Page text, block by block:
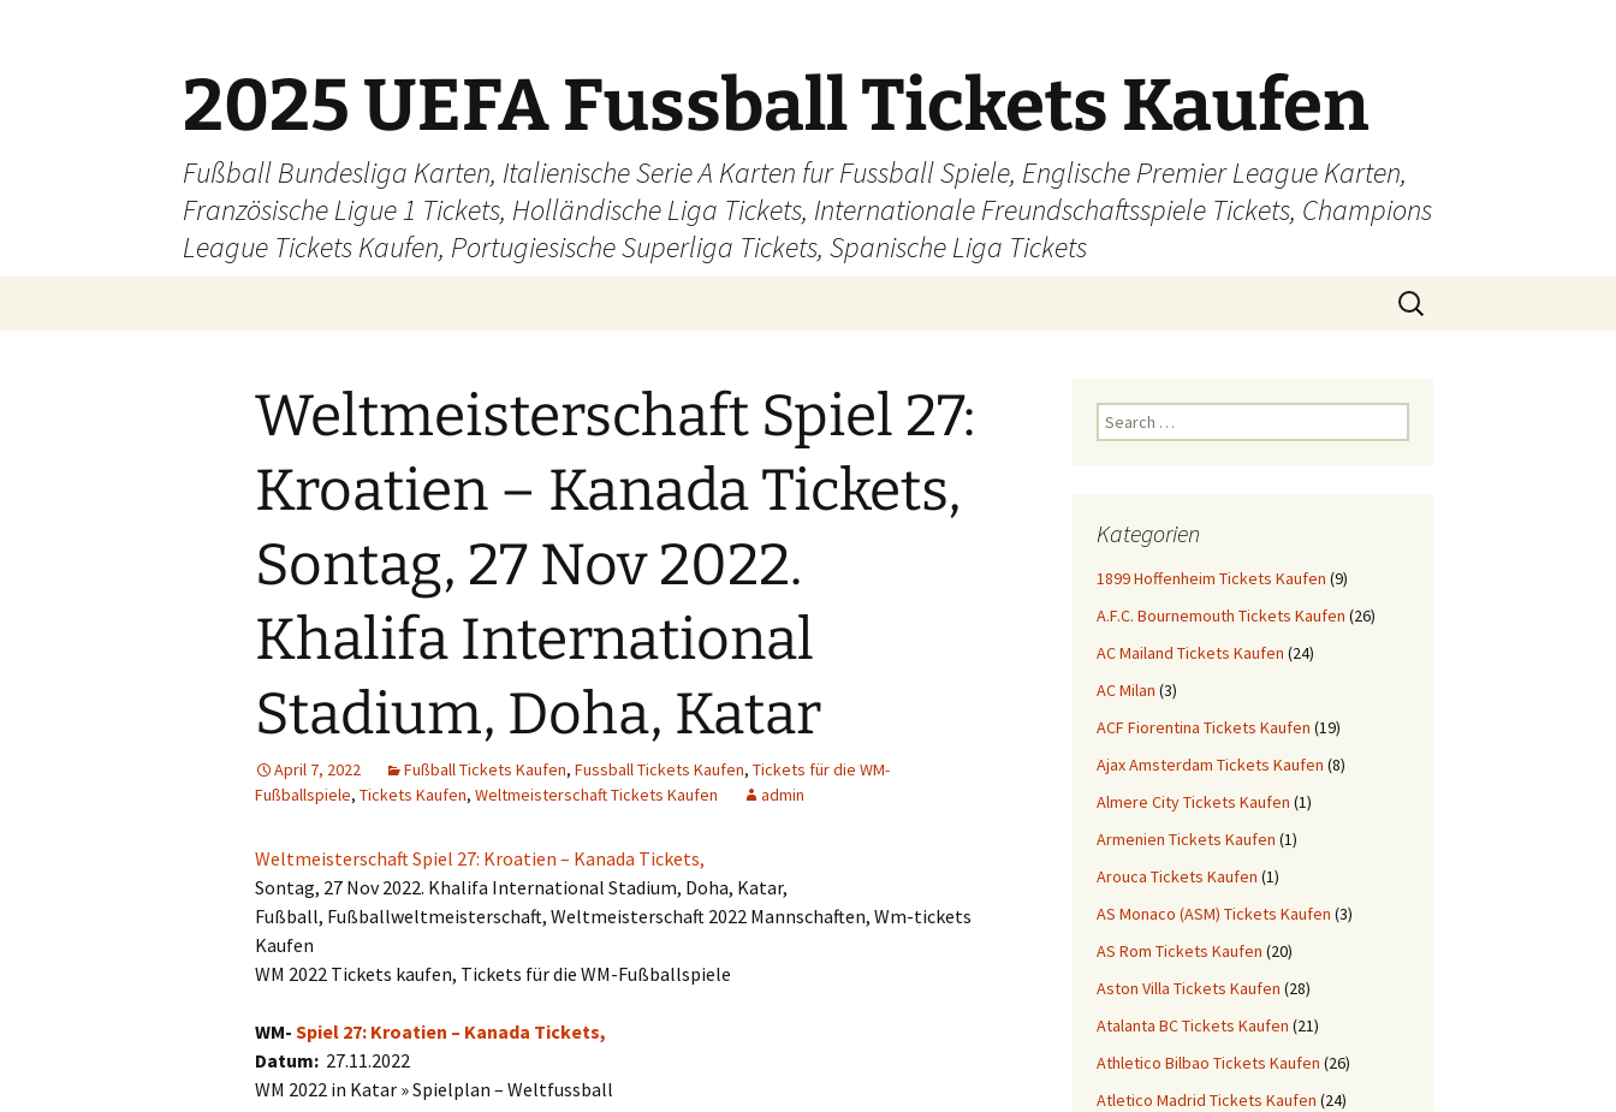
2025 UEFA Fussball Tickets Kaufen
Fußball Bundesliga Karten, Italienische Serie A Karten fur Fussball Spiele, Englische Premier League Karten,
Französische Ligue 1 Tickets, Holländische Liga Tickets, Internationale Freundschaftsspiele Tickets, Champions
League Tickets Kaufen, Portugiesische Superliga Tickets, Spanische Liga Tickets
Search
for:
Weltmeisterschaft Spiel 27:
Kroatien – Kanada Tickets,
Sontag, 27 Nov 2022.
Khalifa International
Stadium, Doha, Katar
April 7, 2022 Fußball Tickets Kaufen, Fussball Tickets Kaufen, Tickets für die WM-
Fußballspiele, Tickets Kaufen, Weltmeisterschaft Tickets Kaufen admin
Weltmeisterschaft Spiel 27: Kroatien – Kanada Tickets,
Sontag, 27 Nov 2022. Khalifa International Stadium, Doha, Katar,
Fußball, Fußballweltmeisterschaft, Weltmeisterschaft 2022 Mannschaften, Wm-tickets
Kaufen
WM 2022 Tickets kaufen, Tickets für die WM-Fußballspiele
WM- Spiel 27: Kroatien – Kanada Tickets,
Datum: 27.11.2022
WM 2022 in Katar » Spielplan – Weltfussball
Search
for:
Kategorien
1899 Hoffenheim Tickets Kaufen (9)
A.F.C. Bournemouth Tickets Kaufen (26)
AC Mailand Tickets Kaufen (24)
AC Milan (3)
ACF Fiorentina Tickets Kaufen (19)
Ajax Amsterdam Tickets Kaufen (8)
Almere City Tickets Kaufen (1)
Armenien Tickets Kaufen (1)
Arouca Tickets Kaufen (1)
AS Monaco (ASM) Tickets Kaufen (3)
AS Rom Tickets Kaufen (20)
Aston Villa Tickets Kaufen (28)
Atalanta BC Tickets Kaufen (21)
Athletico Bilbao Tickets Kaufen (26)
Atletico Madrid Tickets Kaufen (24)